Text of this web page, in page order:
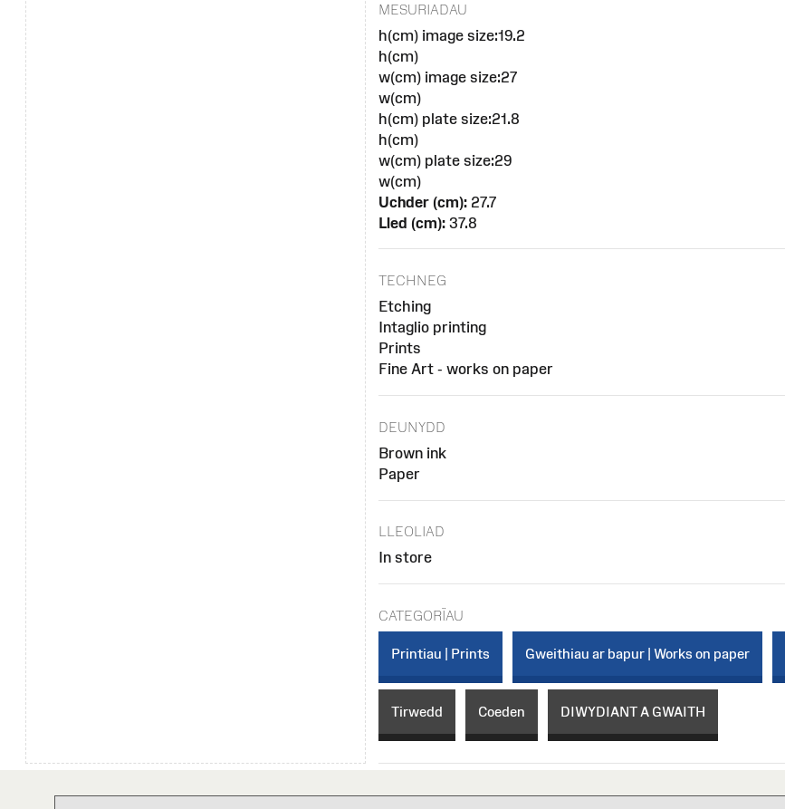
MESURIADAU
h(cm) image size:19.2
h(cm)
w(cm) image size:27
w(cm)
h(cm) plate size:21.8
h(cm)
w(cm) plate size:29
w(cm)
Uchder (cm): 27.7
Lled (cm): 37.8
TECHNEG
Etching
Intaglio printing
Prints
Fine Art - works on paper
DEUNYDD
Brown ink
Paper
LLEOLIAD
In store
CATEGORÏAU
Printiau | Prints Gweithiau ar bapur | Works on paper
Tirwedd Coeden DIWYDIANT A GWAITH